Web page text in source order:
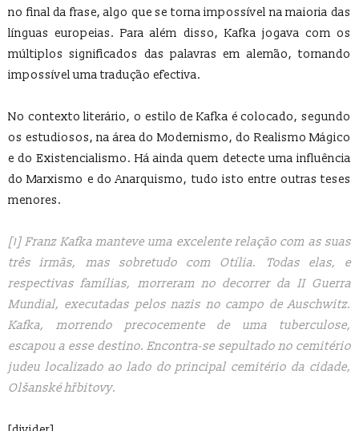
no final da frase, algo que se torna impossível na maioria das
línguas europeias. Para além disso, Kafka jogava com os
múltiplos significados das palavras em alemão, tornando
impossível uma tradução efectiva.
No contexto literário, o estilo de Kafka é colocado, segundo
os estudiosos, na área do Modernismo, do Realismo Mágico
e do Existencialismo. Há ainda quem detecte uma influência
do Marxismo e do Anarquismo, tudo isto entre outras teses
menores.
[1]Franz Kafka manteve uma excelente relação com as suas
três irmãs, mas sobretudo com Otília. Todas elas, e
respectivas famílias, morreram no decorrer da II Guerra
Mundial, executadas pelos nazis no campo de Auschwitz.
Kafka, morrendo precocemente de uma tuberculose,
escapou a esse destino. Encontra-se sepultado no cemitério
judeu localizado ao lado do principal cemitério da cidade,
Olšanské hřbitovy.